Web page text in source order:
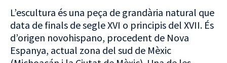
L’escultura és una peça de grandària natural que
data de finals de segle XVI o principis del XVII. És
d’origen novohispano, procedent de Nova
Espanya, actual zona del sud de Mèxic